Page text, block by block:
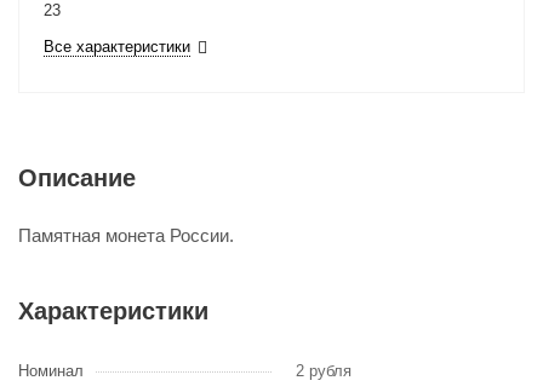
23
Все характеристики
Описание
Памятная монета России.
Характеристики
Номинал
2 рубля